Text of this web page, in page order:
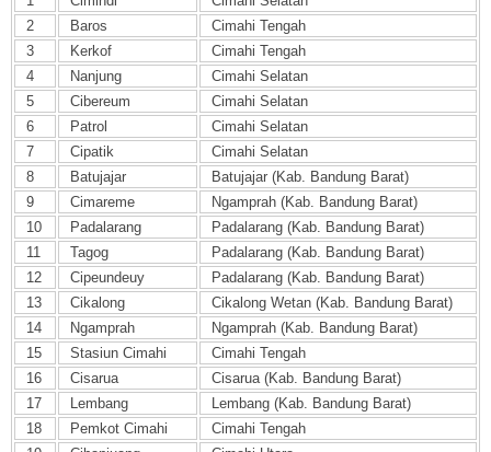
2
Baros
Cimahi Tengah
3
Kerkof
Cimahi Tengah
4
Nanjung
Cimahi Selatan
5
Cibereum
Cimahi Selatan
6
Patrol
Cimahi Selatan
7
Cipatik
Cimahi Selatan
8
Batujajar
Batujajar (Kab. Bandung Barat)
9
Cimareme
Ngamprah (Kab. Bandung Barat)
10
Padalarang
Padalarang (Kab. Bandung Barat)
11
Tagog
Padalarang (Kab. Bandung Barat)
12
Cipeundeuy
Padalarang (Kab. Bandung Barat)
13
Cikalong
Cikalong Wetan (Kab. Bandung Barat)
14
Ngamprah
Ngamprah (Kab. Bandung Barat)
15
Stasiun Cimahi
Cimahi Tengah
16
Cisarua
Cisarua (Kab. Bandung Barat)
17
Lembang
Lembang (Kab. Bandung Barat)
18
Pemkot Cimahi
Cimahi Tengah